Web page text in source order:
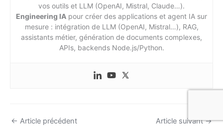
vos outils et LLM (OpenAI, Mistral, Claude…).
Engineering IA pour créer des applications et agent IA sur
mesure : intégration de LLM (OpenAI, Mistral…), RAG,
assistants métier, génération de documents complexes,
APIs, backends Node.js/Python.
← Article précédent Article suivant→